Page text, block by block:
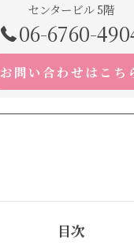
センタービル 5階
06-6760-
お問い合わせはこち
目次